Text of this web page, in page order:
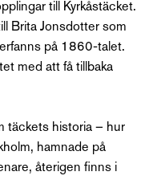
till Kyrkåstäcket.
Brita Jonsdotter som
på 1860-talet.
med att få tillbaka
täckets historia – hur
hamnade på
återigen finns i